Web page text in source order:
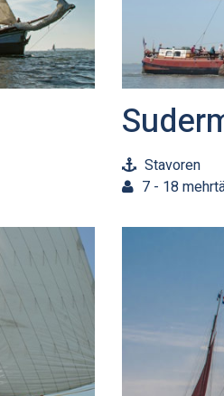
Stavoren
7 - 18